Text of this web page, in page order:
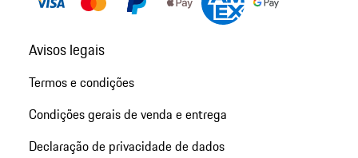
Avisos legais
Termos e condições
Condições gerais de venda e entrega
Declaração de privacidade de dados